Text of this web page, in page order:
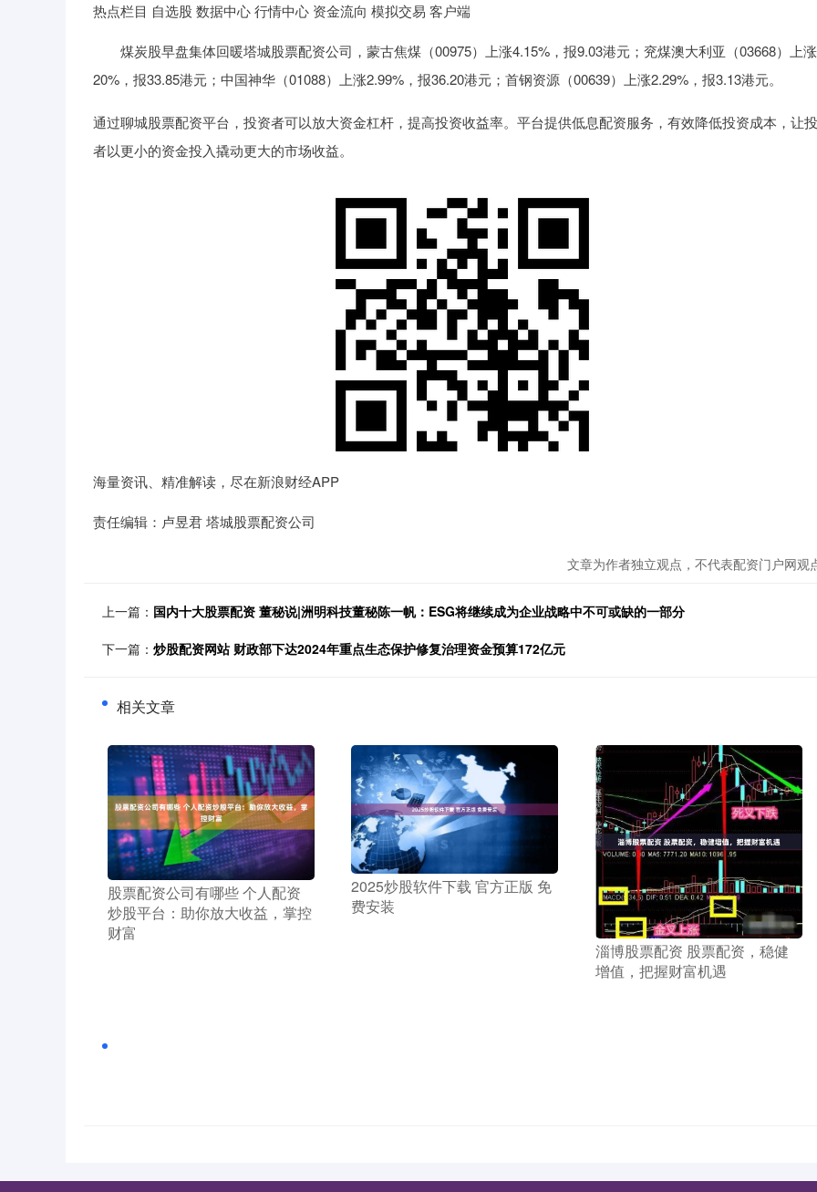
热点栏目 自选股 数据中心 行情中心 资金流向 模拟交易 客户端
煤炭股早盘集体回暖塔城股票配资公司，蒙古焦煤（00975）上涨4.15%，报9.03港元；兖煤澳大利亚（03668）上
20%，报33.85港元；中国神华（01088）上涨2.99%，报36.20港元；首钢资源（00639）上涨2.29%，报3.13港元。
通过聊城股票配资平台，投资者可以放大资金杠杆，提高投资收益率。平台提供低息配资服务，有效降低投资成本，让
者以更小的资金投入撬动更大的市场收益。
海量资讯、精准解读，尽在新浪财经APP
责任编辑：卢昱君 塔城股票配资公司
文章为作者独立观点，不代表配资门户网观
上一篇： 国内十大股票配资 董秘说|洲明科技董秘陈一帆：ESG将继续成为企业战略中不可或缺的一部分
下一篇： 炒股配资网站 财政部下达2024年重点生态保护修复治理资金预算172亿元
相关文章
​股票配资公司有哪些 个人配资
炒股平台：助你放大收益，掌控
财富
​2025炒股软件下载 官方正版 免
费安装
​淄博股票配资 股票配资，稳健
增值，把握财富机遇